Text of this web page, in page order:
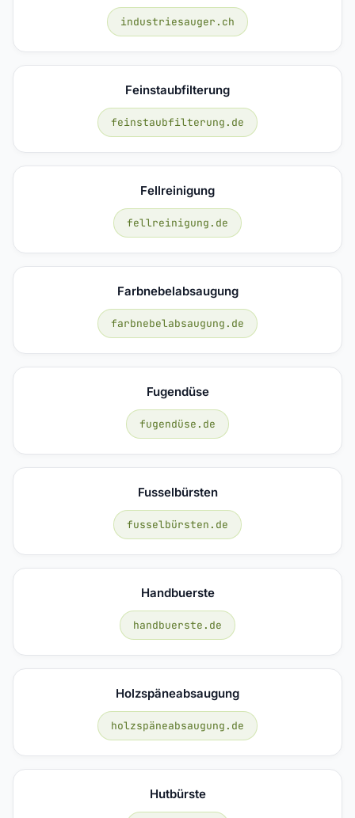
industriesauger.ch
Feinstaubfilterung
feinstaubfilterung.de
Fellreinigung
fellreinigung.de
Farbnebelabsaugung
farbnebelabsaugung.de
Fugendüse
fugendüse.de
Fusselbürsten
fusselbürsten.de
Handbuerste
handbuerste.de
Holzspäneabsaugung
holzspäneabsaugung.de
Hutbürste